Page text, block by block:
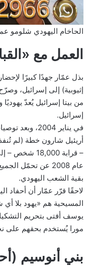
الحاخام اليهودي شلومو
العمل مع
بذل عمّار جهدًا كبيرًا
إثيوبية) إلى إسرائيل،
من بيتا إسرائيل يُعدّ
إسرائيل.
في يناير
أريئيل شارون خطة (لم
عام 2008 عن تحمّل
بقية الشعب اليهودي.
لاحقًا قرّر عمّار أن أحفاد
المسيحية هم «يهود بلا
يوسف أفتى بتحريم
مورا يُستخدم بحقهم على
بني أنوسيم